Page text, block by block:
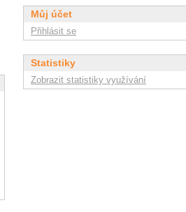
Můj účet
Přihlásit se
Statistiky
Zobrazit statistiky využívání